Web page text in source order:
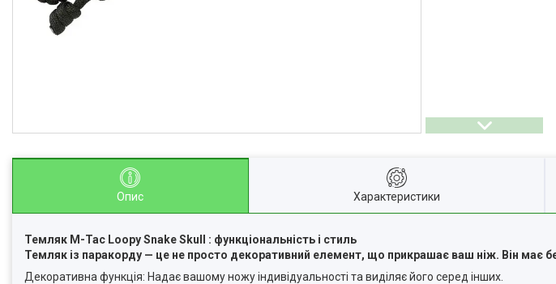
Опис Характеристики
Темляк M-Tac Loopy Snake Skull : функціональність і стиль
Темляк із паракорду — це не просто декоративний елемент, що прикрашає ваш ніж. Він має
Декоративна функція: Надає вашому ножу індивідуальності та виділяє його серед інших.